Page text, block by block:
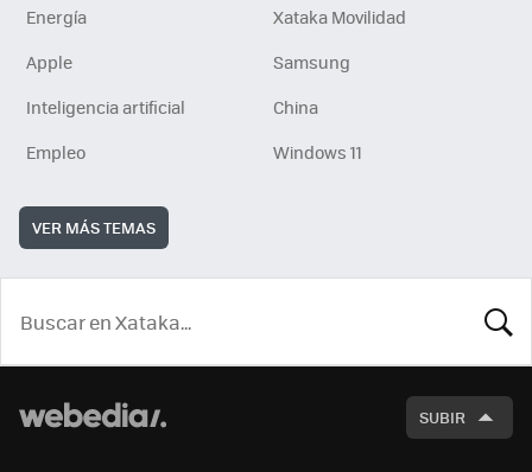
Energía
Xataka Movilidad
Apple
Samsung
Inteligencia artificial
China
Empleo
Windows 11
VER MÁS TEMAS
SUBIR